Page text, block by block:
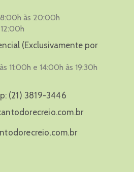
às 20:00h
(Exclusivamente por
11:00h e 14:00h às 19:30h
(21) 3819-3446